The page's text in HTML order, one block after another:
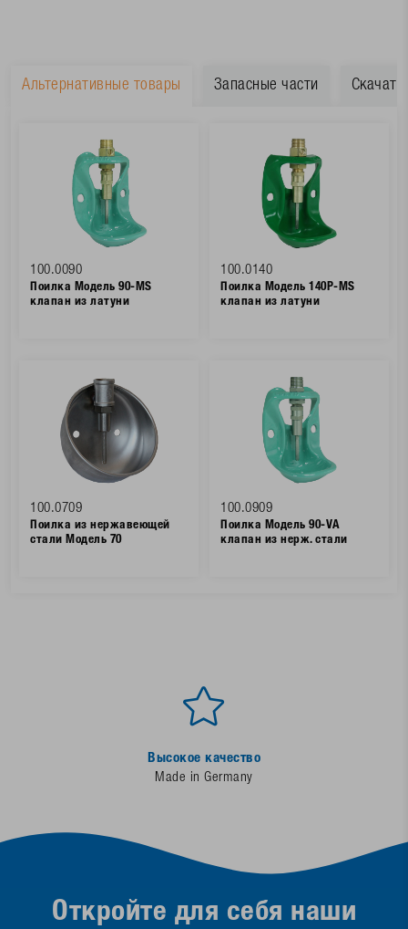
Альтернативные товары Запасные части Скачать
100.0090
Поилка Модель 90-MS
клапан из латуни
100.0140
Поилка Модель 140P-MS
клапан из латуни
100.0709
Поилка из нержавеющей
стали Модель 70
100.0909
Поилка Модель 90-VA
клапан из нерж. стали
Высокое качество
Made in Germany
Откройте для себя наши